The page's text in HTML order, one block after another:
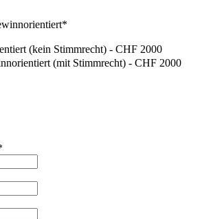
*
(kein Stimmrecht) - CHF 2000
(mit Stimmrecht) - CHF 2000